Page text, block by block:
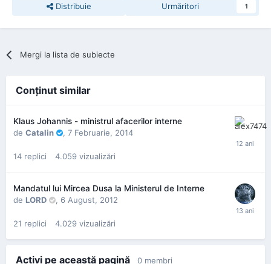
Distribuie Urmăritori 1
Mergi la lista de subiecte
Conţinut similar
Klaus Johannis - ministrul afacerilor interne
de Catalin , 7 Februarie, 2014
14 replici 4.059 vizualizări
Mandatul lui Mircea Dusa la Ministerul de Interne
de LORD , 6 August, 2012
21 replici 4.029 vizualizări
Activi pe această pagină 0 membri